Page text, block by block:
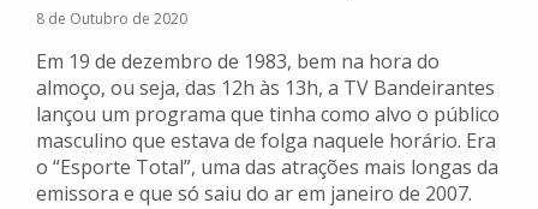
8 de Outubro de 2020
Em 19 de dezembro de 1983, bem na hora do
almoço, ou seja, das 12h às 13h, a TV Bandeirantes
lançou um programa que tinha como alvo o público
masculino que estava de folga naquele horário. Era
o “Esporte Total”, uma das atrações mais longas da
emissora e que só saiu do ar em janeiro de 2007.